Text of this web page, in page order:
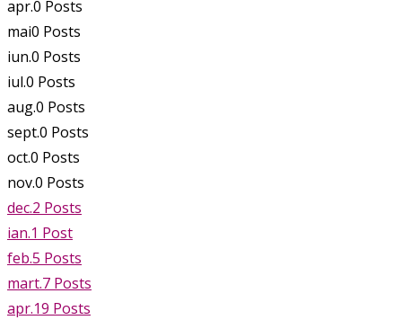
apr.0 Posts
mai0 Posts
iun.0 Posts
iul.0 Posts
aug.0 Posts
sept.0 Posts
oct.0 Posts
nov.0 Posts
dec.2 Posts
ian.1 Post
feb.5 Posts
mart.7 Posts
apr.19 Posts